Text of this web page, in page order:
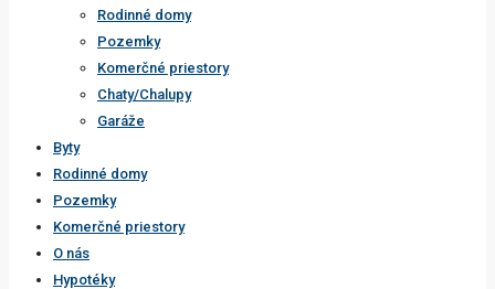
Rodinné domy
Pozemky
Komerčné priestory
Chaty/Chalupy
Garáže
Byty
Rodinné domy
Pozemky
Komerčné priestory
O nás
Hypotéky